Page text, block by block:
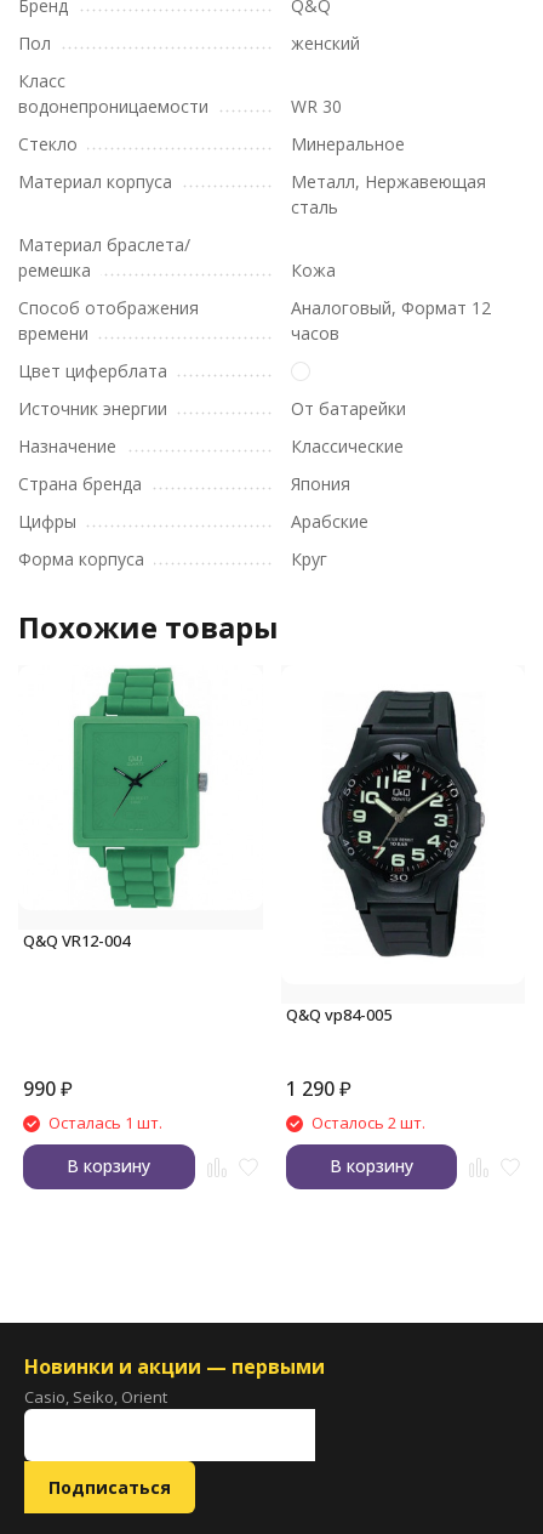
Бренд
Q&Q
Пол
женский
Класс
водонепроницаемости
WR 30
Стекло
Минеральное
Материал корпуса
Металл, Нержавеющая
сталь
Материал браслета/
ремешка
Кожа
Способ отображения
времени
Аналоговый, Формат 12
часов
Цвет циферблата
Источник энергии
От батарейки
Назначение
Классические
Страна бренда
Япония
Цифры
Арабские
Форма корпуса
Круг
Похожие товары
Q&Q VR12-004
990₽
Осталась 1 шт.
В корзину
Q&Q vp84-005
1 290 ₽
Осталось 2 шт.
В корзину
Новинки и акции — первыми
Casio, Seiko, Orient